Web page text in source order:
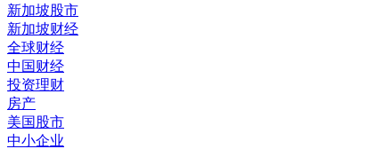
新加坡股市
新加坡财经
全球财经
中国财经
投资理财
房产
美国股市
中小企业